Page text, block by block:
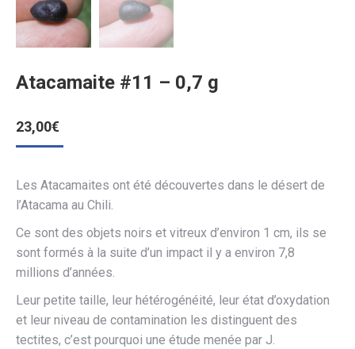
Atacamaite #11 – 0,7 g
23,00€
Les Atacamaites ont été découvertes dans le désert de
l’Atacama au Chili.
Ce sont des objets noirs et vitreux d’environ 1 cm, ils se
sont formés à la suite d’un impact il y a environ 7,8
millions d’années.
Leur petite taille, leur hétérogénéité, leur état d’oxydation
et leur niveau de contamination les distinguent des
tectites, c’est pourquoi une étude menée par J.